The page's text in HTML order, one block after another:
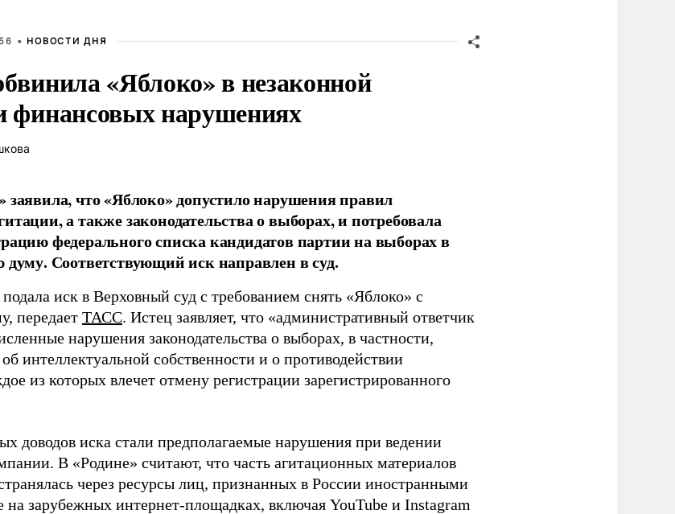
• НОВОСТИ ДНЯ
«Яблоко» в незаконной
финансовых нарушениях
заявила, что «Яблоко» допустило нарушения правил
а также законодательства о выборах, и потребовала
федерального списка кандидатов партии на выборах в
думу. Соответствующий иск направлен в суд.
иск в Верховный суд с требованием снять «Яблоко» с
передает ТАСС. Истец заявляет, что «административный ответчик
нарушения законодательства о выборах, в частности,
об интеллектуальной собственности и о противодействии
из которых влечет отмену регистрации зарегистрированного
доводов иска стали предполагаемые нарушения при ведении
В «Родине» считают, что часть агитационных материалов
через ресурсы лиц, признанных в России иностранными
на зарубежных интернет-площадках, включая YouTube и Instagram